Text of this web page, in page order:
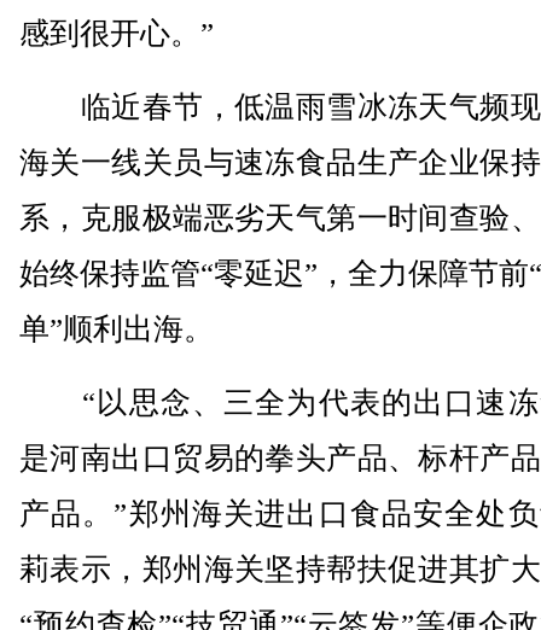
感到很开心。”
临近春节，低温雨雪冰冻天气频
海关一线关员与速冻食品生产企业保
系，克服极端恶劣天气第一时间查验
始终保持监管“零延迟”，全力保障节前
单”顺利出海。
“以思念、三全为代表的出口速冻
是河南出口贸易的拳头产品、标杆产
产品。”郑州海关进出口食品安全处
莉表示，郑州海关坚持帮扶促进其扩